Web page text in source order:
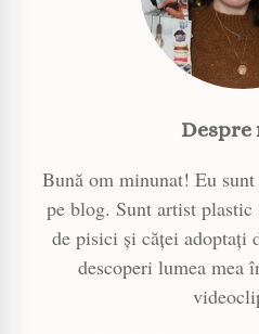
Despre
Bună om minunat! Eu
pe blog. Sunt artist
de pisici și căței adoptați
descoperi lumea mea